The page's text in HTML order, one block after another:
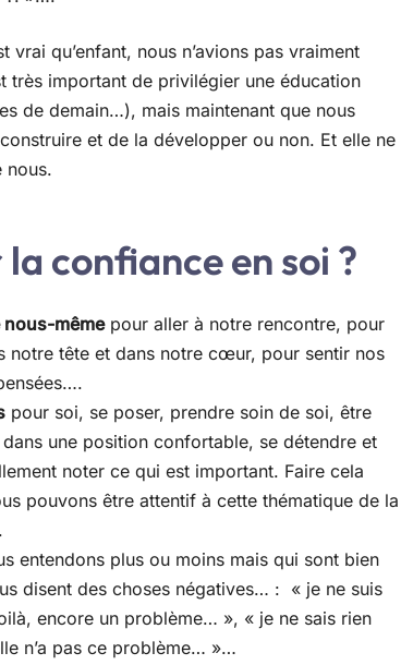
vrai qu’enfant, nous n’avions pas vraiment
très important de privilégier une éducation
de demain…), mais maintenant que nous
et de la développer ou non. Et elle ne
nous.
confiance en soi ?
nous-mêmepour aller à notre rencontre, pour
notre tête et dans notre cœur, pour sentir nos
pour soi, se poser, prendre soin de soi, être
une position confortable, se détendre et
noter ce qui est important. Faire cela
pouvons être attentif à cette thématique de la
entendons plus ou moins mais qui sont bien
disent des choses négatives… : « je ne suis
encore un problème… », « je ne sais rien
n’a pas ce problème… »…